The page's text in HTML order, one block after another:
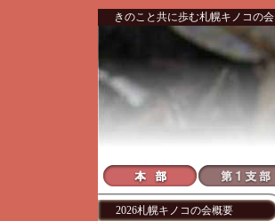
きのこと共に歩む札幌キノコの会
2026札幌キノコの会概要